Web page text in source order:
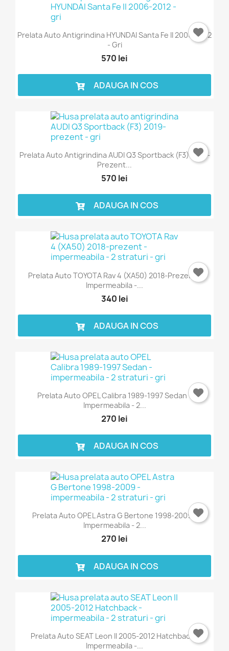
Prelata Auto Antigrindina HYUNDAI Santa Fe II 2006-2012
- Gri
570 lei
ADAUGA IN COS
Prelata Auto Antigrindina AUDI Q3 Sportback (F3) 2019-
Prezent...
570 lei
ADAUGA IN COS
Prelata Auto TOYOTA Rav 4 (XA50) 2018-Prezent -
Impermeabila -...
340 lei
ADAUGA IN COS
Prelata Auto OPEL Calibra 1989-1997 Sedan -
Impermeabila - 2...
270 lei
ADAUGA IN COS
Prelata Auto OPEL Astra G Bertone 1998-2009 -
Impermeabila - 2...
270 lei
ADAUGA IN COS
Prelata Auto SEAT Leon II 2005-2012 Hatchback -
Impermeabila -...